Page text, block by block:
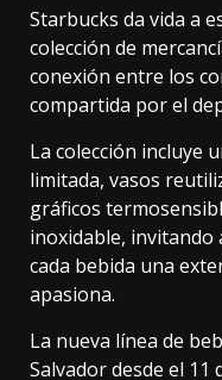
Starbucks da vida a
colección de
conexión entre los
compartida por el
La colección incluye
limitada, vasos
gráficos
inoxidable, invitando
cada bebida una
apasiona.
La nueva línea de
Salvador desde el 11